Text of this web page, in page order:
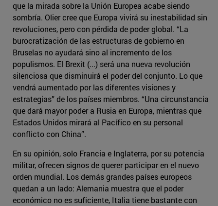
que la mirada sobre la Unión Europea acabe siendo
sombría. Olier cree que Europa vivirá su inestabilidad sin
revoluciones, pero con pérdida de poder global. “La
burocratización de las estructuras de gobierno en
Bruselas no ayudará sino al incremento de los
populismos. El Brexit (...) será una nueva revolución
silenciosa que disminuirá el poder del conjunto. Lo que
vendrá aumentado por las diferentes visiones y
estrategias” de los países miembros. “Una circunstancia
que dará mayor poder a Rusia en Europa, mientras que
Estados Unidos mirará al Pacífico en su personal
conflicto con China”.
En su opinión, solo Francia e Inglaterra, por su potencia
militar, ofrecen signos de querer participar en el nuevo
orden mundial. Los demás grandes países europeos
quedan a un lado: Alemania muestra que el poder
económico no es suficiente, Italia tiene bastante con